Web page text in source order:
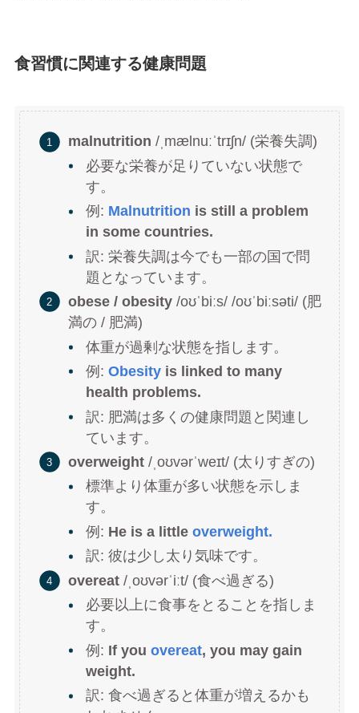
食習慣に関連する健康問題
malnutrition /ˌmælnuːˈtrɪʃn/ (栄養失調)
必要な栄養が足りていない状態で
す。
例: Malnutrition is still a problem
in some countries.
訳: 栄養失調は今でも一部の国で問
題となっています。
obese / obesity /oʊˈbiːs/ /oʊˈbiːsəti/ (肥
満の / 肥満)
体重が過剰な状態を指します。
例:Obesity is linked to many
health problems.
訳: 肥満は多くの健康問題と関連し
ています。
overweight /ˌoʊvərˈweɪt/ (太りすぎの)
標準より体重が多い状態を示しま
す。
例: He is a littleoverweight.
訳: 彼は少し太り気味です。
overeat /ˌoʊvərˈiːt/ (食べ過ぎる)
必要以上に食事をとることを指しま
す。
例: If youovereat, you may gain
weight.
訳: 食べ過ぎると体重が増えるかも